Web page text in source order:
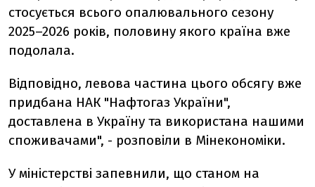
стосується всього опалювального сезону
2025–2026 років, половину якого країна вже
подолала.
Відповідно, левова частина цього обсягу вже
придбана НАК "Нафтогаз України",
доставлена в Україну та використана нашими
споживачами", - розповіли в Мінекономіки.
У міністерстві запевнили, що станом на